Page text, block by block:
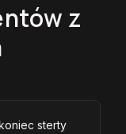
z
sterty